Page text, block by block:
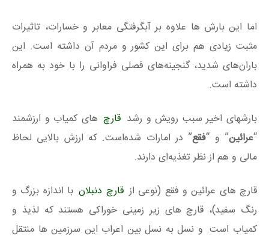
اما این بارش ها علاوه بر آبگرفتگی معابر و خسارات، تاثیرات
مثبت زیادی هم برای این کشور و مردم آن داشته است. این
باران‌های شدید، گنجینه‌های فصلی فراوانی را با خود به همراه
داشته است.
بارشهای اخیر سبب رویش و رشد قارچ های کمیاب و ارزشمند
“عرائین” و “فقع” در امارات شده‌است. که ارزش بالایی لحاظ
مالی و هم از نظر تغذیه‌ای دارند.
قارچ های عرائین و فقع (نوعی از قارچ دنبلان با اندازه بزرگ و
رنگ سفید)، قارچ های زیر زمینی خوراکی هستند که لذیذ و
کمیاب است. و نسل به نسل بین اعراب این سرزمین ها منتقل